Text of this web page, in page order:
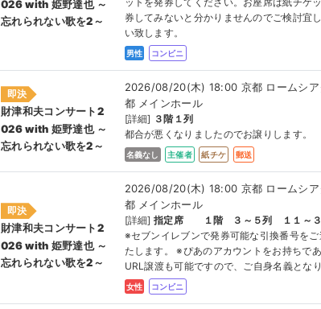
026 with 姫野達也 ～
忘れられない歌を2～
券してみないと分かりませんのでご検討宜
い致します。
男性 コンビニ
即決
財津和夫コンサート2
026 with 姫野達也 ～
忘れられない歌を2～
2026/08/20(木) 18:00 京都 ロームシア
都 メインホール
[詳細] ３階１列
都合が悪くなりましたのでお譲りします。
名義なし 主催者 紙チケ 郵送
即決
財津和夫コンサート2
026 with 姫野達也 ～
忘れられない歌を2～
2026/08/20(木) 18:00 京都 ロームシア
都 メインホール
[詳細]指定席 １階 ３～５列 １１～３
※セブンイレブンで発券可能な引換番号をご
たします。 ※ぴあのアカウントをお持ちであ
URL譲渡も可能ですので、ご自身名義となり
女性 コンビニ